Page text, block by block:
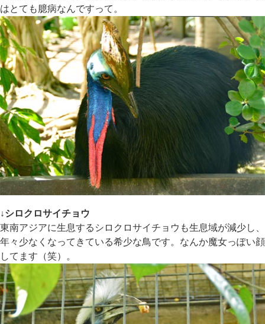
はとても臆病なんですって。
↓シロクロサイチョウ
東南アジアに生息するシロクロサイチョウも生息域が減少し、
年々少なくなってきている希少な鳥です。なんか魔女っぽい顔
してます（笑）。